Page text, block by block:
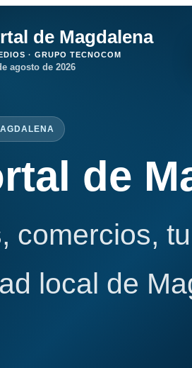
de Magdalena
· GRUPO TECNOCOM
agosto de 2026
de
comercios,
local de